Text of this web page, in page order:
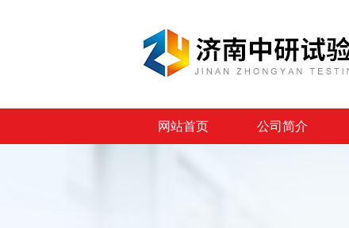
网站首页 公司简介